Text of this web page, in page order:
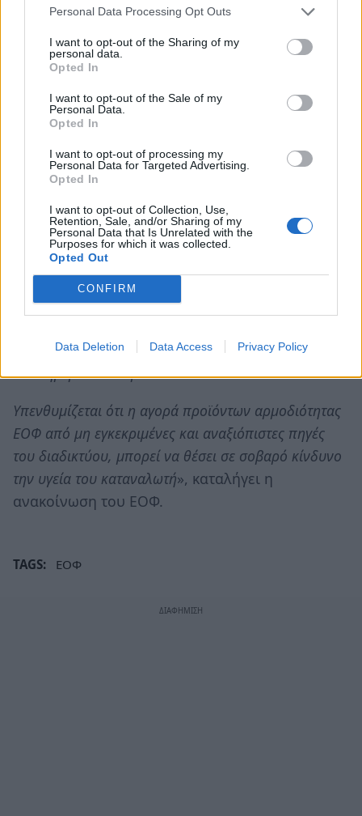
Personal Data Processing Opt Outs
I want to opt-out of the Sharing of my
personal data.
Opted In
I want to opt-out of the Sale of my
Personal Data.
Opted In
I want to opt-out of processing my
Personal Data for Targeted Advertising.
Opted In
I want to opt-out of Collection, Use,
Retention, Sale, and/or Sharing of my
Personal Data that Is Unrelated with the
Purposes for which it was collected.
Opted Out
CONFIRM
Data Deletion Data Access Privacy Policy
Προωθούνται μέσω διαδικτύου και δεν αποκλείεται η
διάθεσή τους και στη χώρα μας.
Οι καταναλωτές καλούνται σε επαγρύπνηση, ώστε,
εν λόγω προϊόντα, να μην τα χρησιμοποιήσουν και
να ενημερώσουν άμεσα τον ΕΟΦ.
Υπενθυμίζεται ότι η αγορά προϊόντων αρμοδιότητας
ΕΟΦ από μη εγκεκριμένες και αναξιόπιστες πηγές
του διαδικτύου, μπορεί να θέσει σε σοβαρό κίνδυνο
την υγεία του καταναλωτή», καταλήγει η
ανακοίνωση του ΕΟΦ.
TAGS: ΕΟΦ